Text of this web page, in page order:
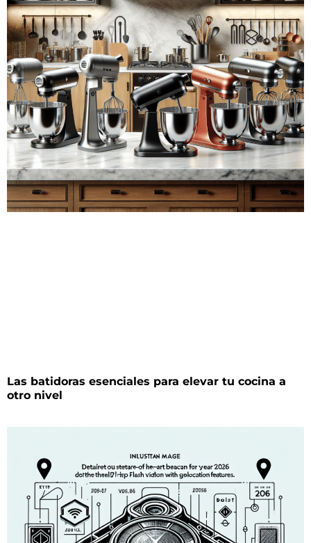
Las batidoras esenciales para elevar tu cocina a
otro nivel